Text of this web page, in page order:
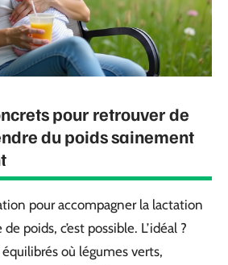
pour retrouver de
du poids sainement
pour accompagner la lactation
poids, c’est possible. L’idéal ?
où légumes verts,